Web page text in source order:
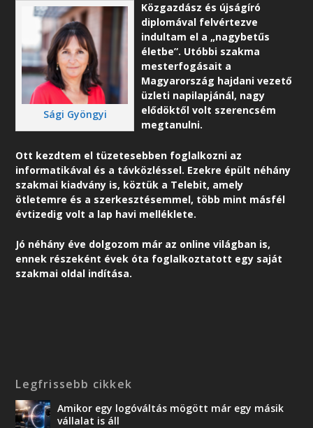
Sági Gyöngyi
Közgazdász és újságíró
diplomával felvértezve
indultam el a „nagybetűs
életbe”. Utóbbi szakma
mesterfogásait a
Magyarország hajdani vezető
üzleti napilapjánál, nagy
elődöktől volt szerencsém
megtanulni.
Ott kezdtem el tüzetesebben foglalkozni az
informatikával és a távközléssel. Ezekre épült néhány
szakmai kiadvány is, köztük a Telebit, amely
ötletemre és a szerkesztésemmel, több mint másfél
évtizedig volt a lap havi melléklete.
Jó néhány éve dolgozom már az online világban is,
ennek részeként évek óta foglalkoztatott egy saját
szakmai oldal indítása.
Legfrissebb cikkek
Amikor egy logóváltás mögött már egy másik
vállalat is áll